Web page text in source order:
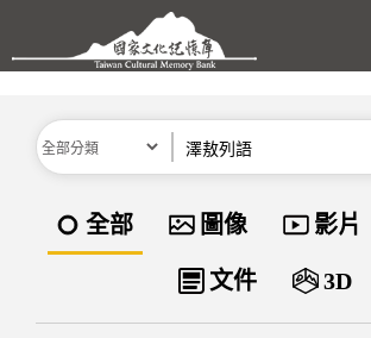
跳到主要內容區塊
分類
資料類型
全部 圖像 影片
文件 3D